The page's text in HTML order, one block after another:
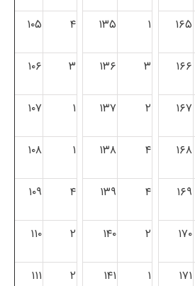
۱۶۵ ۱ ۱۳۵ ۴ ۱۰۵
۱۶۶ ۳ ۱۳۶ ۳ ۱۰۶
۱۶۷ ۲ ۱۳۷ ۱ ۱۰۷
۱۶۸ ۴ ۱۳۸ ۱ ۱۰۸
۱۶۹ ۴ ۱۳۹ ۴ ۱۰۹
۱۷۰ ۲ ۱۴۰ ۲ ۱۱۰
۱۷۱ ۱ ۱۴۱ ۲ ۱۱۱